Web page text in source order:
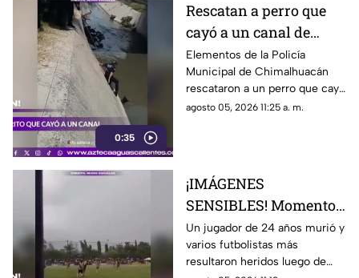
0:35
Rescatan a perro que
cayó a un canal de
aguas negras en
Chimalhuacán
Elementos de la Policía
Municipal de Chimalhuacán
rescataron a un perro que cayó
a un canal de aguas negras,
agosto 05, 2026 11:25 a. m.
¡IMÁGENES
SENSIBLES! Momento
en el que rayo cae
durante partido de
fútbol y mata a jugador
Un jugador de 24 años murió y
varios futbolistas más
resultaron heridos luego de